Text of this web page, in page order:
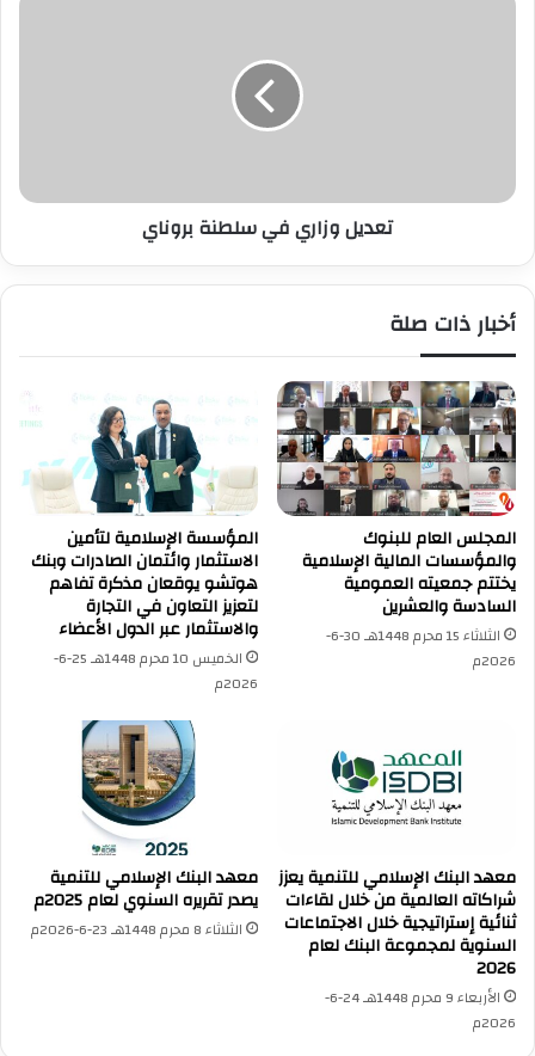
تعديل وزاري في سلطنة بروناي
أخبار ذات صلة
المجلس العام للبنوك
والمؤسسات المالية الإسلامية
يختتم جمعيته العمومية
السادسة والعشرين
الثلاثاء 15 محرم 1448هـ 30-6-
2026م
المؤسسة الإسلامية لتأمين
الاستثمار وائتمان الصادرات وبنك
هوتشو يوقعان مذكرة تفاهم
لتعزيز التعاون في التجارة
والاستثمار عبر الدول الأعضاء
الخميس 10 محرم 1448هـ 25-6-
2026م
معهد البنك الإسلامي للتنمية يعزز
شراكاته العالمية من خلال لقاءات
ثنائية إستراتيجية خلال الاجتماعات
السنوية لمجموعة البنك لعام
2026
الأربعاء 9 محرم 1448هـ 24-6-
2026م
معهد البنك الإسلامي للتنمية
يصدر تقريره السنوي لعام 2025م
الثلاثاء 8 محرم 1448هـ 23-6-2026م